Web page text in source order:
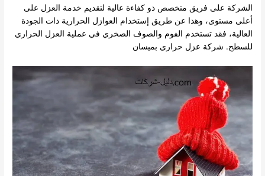
الشركة على فريق متخصص ذو كفاءة عالية لتقديم خدمة العزل على
أعلى مستوى، وهذا عن طريق إستخدام العوازل الحرارية ذات الجودة
العالية، فقد تستخدم الفوم والصوف الصخري في عملية العزل الحراري
للسطح. شركة عزل حرارى بميسان